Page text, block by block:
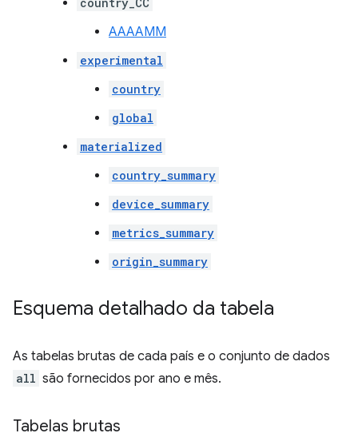
AAAAMM
experimental
country
global
materialized
country_summary
device_summary
metrics_summary
origin_summary
Esquema detalhado da tabela
As tabelas brutas de cada país e o conjunto de dados
all são fornecidos por ano e mês.
Tabelas brutas